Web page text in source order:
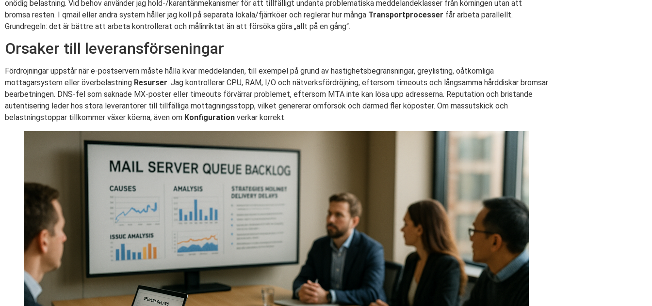
onödig belastning. Vid behov använder jag hold-/karantänmekanismer för att tillfälligt undanta problematiska meddelandeklasser från körningen utan att
bromsa resten. I qmail eller andra system håller jag koll på separata lokala/fjärrköer och reglerar hur många Transportprocesser får arbeta parallellt.
Grundregeln: det är bättre att arbeta kontrollerat och målinriktat än att försöka göra „allt på en gång“.
Orsaker till leveransförseningar
Fördröjningar uppstår när e-postservern måste hålla kvar meddelanden, till exempel på grund av hastighetsbegränsningar, greylisting, oåtkomliga
mottagarsystem eller överbelastning Resurser. Jag kontrollerar CPU, RAM, I/O och nätverksfördröjning, eftersom timeouts och långsamma hårddiskar bromsar
bearbetningen. DNS-fel som saknade MX-poster eller timeouts förvärrar problemet, eftersom MTA inte kan lösa upp adresserna. Reputation och bristande
autentisering leder hos stora leverantörer till tillfälliga mottagningsstopp, vilket genererar omförsök och därmed fler köposter. Om massutskick och
belastningstoppar tillkommer växer köerna, även om Konfiguration verkar korrekt.